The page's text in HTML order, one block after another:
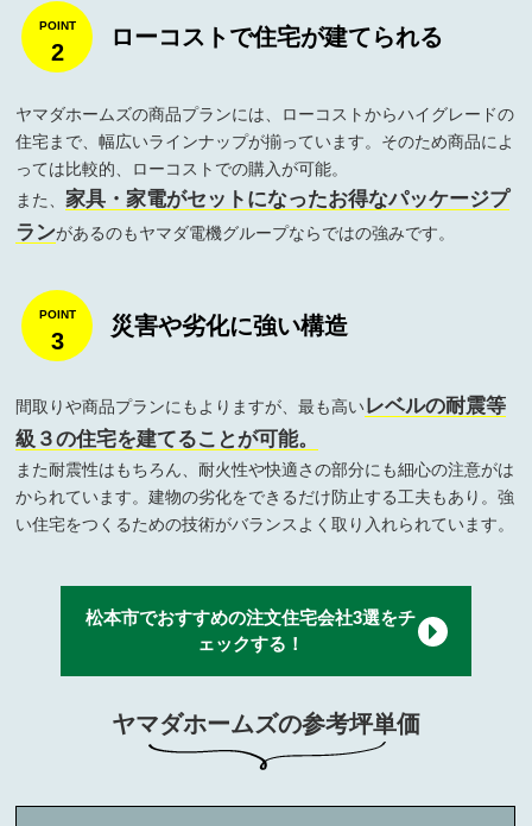
2
ローコストで住宅が建てられる
ヤマダホームズの商品プランには、ローコストからハイグレードの
住宅まで、幅広いラインナップが揃っています。そのため商品によ
っては比較的、ローコストでの購入が可能。
また、家具・家電がセットになったお得なパッケージプ
ランがあるのもヤマダ電機グループならではの強みです。
3
災害や劣化に強い構造
間取りや商品プランにもよりますが、最も高いレベルの耐震等
級３の住宅を建てることが可能。
また耐震性はもちろん、耐火性や快適さの部分にも細心の注意がは
かられています。建物の劣化をできるだけ防止する工夫もあり。強
い住宅をつくるための技術がバランスよく取り入れられています。
松本市でおすすめの注文住宅会社3選をチ
ェックする！
ヤマダホームズの参考坪単価